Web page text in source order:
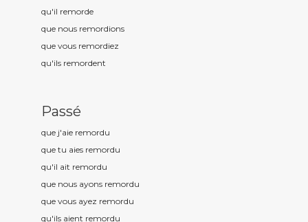
qu'il remorde
que nous remordions
que vous remordiez
qu'ils remordent
Passé
que j'aie remordu
que tu aies remordu
qu'il ait remordu
que nous ayons remordu
que vous ayez remordu
qu'ils aient remordu